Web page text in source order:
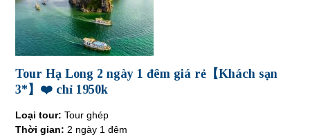
Tour Hạ Long 2 ngày 1 đêm giá rẻ【Khách sạn
3*】❤️ chỉ 1950k
Loại tour:Tour ghép
Thời gian: 2 ngày 1 đêm